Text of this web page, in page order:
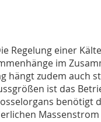
Regelung einer
im
hängt zudem auch
ist das
benötigt